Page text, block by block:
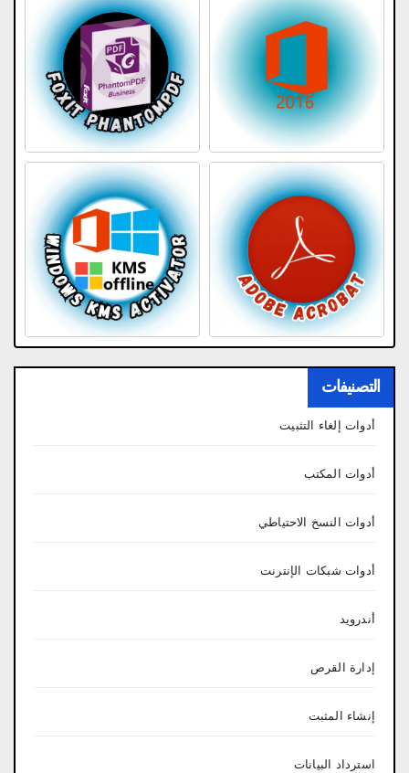
التصنيفات
أدوات إلغاء التثبيت
أدوات المكتب
أدوات النسخ الاحتياطي
أدوات شبكات الإنترنت
أندرويد
إدارة القرص
إنشاء المثبت
استرداد البيانات